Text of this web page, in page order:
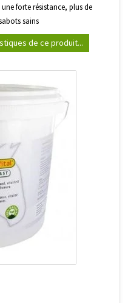
forte résistance, plus de
sains
de ce produit...